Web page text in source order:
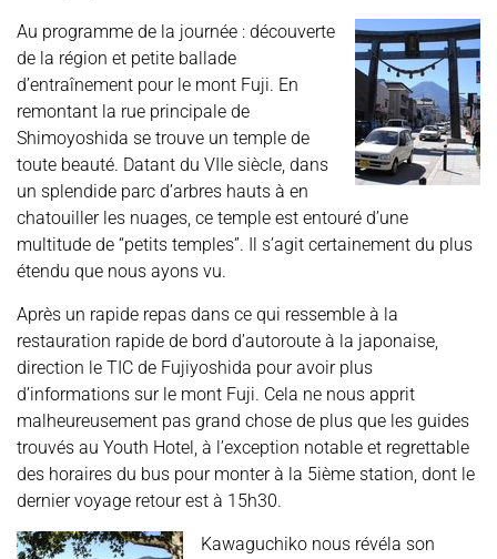
Au programme de la journée : découverte
de la région et petite ballade
d’entraînement pour le mont Fuji. En
remontant la rue principale de
Shimoyoshida se trouve un temple de
toute beauté. Datant du VIIe siècle, dans
un splendide parc d’arbres hauts à en
chatouiller les nuages, ce temple est entouré d’une
multitude de “petits temples”. Il s’agit certainement du plus
étendu que nous ayons vu.
Après un rapide repas dans ce qui ressemble à la
restauration rapide de bord d’autoroute à la japonaise,
direction le TIC de Fujiyoshida pour avoir plus
d’informations sur le mont Fuji. Cela ne nous apprit
malheureusement pas grand chose de plus que les guides
trouvés au Youth Hotel, à l’exception notable et regrettable
des horaires du bus pour monter à la 5ième station, dont le
dernier voyage retour est à 15h30.
Kawaguchiko nous révéla son